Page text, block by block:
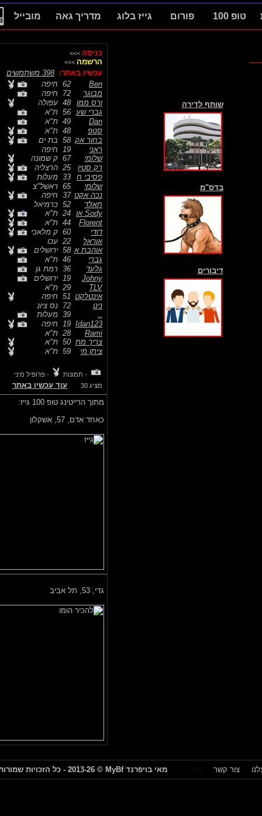
טופ 100 פורום גייז בלוג מדריך גאה מובייל
שותף לדירה
בדס"מ
דיבורים
כניסה>>>
הרשמה>>>
עכשיו באתר: 398 משתמשים
Ben
חיפה
מבוגר
72
חיפה
ורס ממו 48
עפולה
גברי שע 56
ת"א
Dan
ת"א
סנופ
ת"א
בחור אק 58
בת ים
ראני
חיפה
שלומי
67
ק שמונה
רק סטיו 25
הרצליה
פסיבי ח 33
מעלות
שלומי
65
ראשל"צ
נכה אקט37
חיפה
חאלד
52
כרמיאל
Sody או
24
ת"א
Florent
44
ת"א
ק מלאכי
אוראל
22
עכו
אוהבת א58
ירושלים
גברי
ת"א
גלעד
רמת גן
Johny
19
ירושלים
TLV
ת"א
אינטלקט 51
חיפה
נס ציונ
מעלות
Idan123
19
חיפה
Rami
28
ת"א
צריך מת 50
ת"א
ציתן מי
59 ת"א
- תמונות
- פרופיל מיני
מציג 30
עוד עכשיו באתר
מתוך הרייטינג טופ 100 גייז:
כאחד אדם,57, אשקלון
גדי,53, תל אביב
צור קשר 0.0 מאי בויפרנדMyBf© 2013-26 - כל הזכויות שמורות